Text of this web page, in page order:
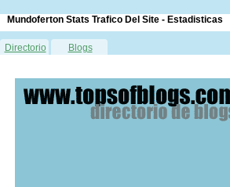
Mundoferton Stats Trafico Del Site - Estadisticas
Directorio Blogs